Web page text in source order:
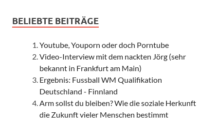
BELIEBTE BEITRÄGE
Youtube, Youporn oder doch Porntube
Video-Interview mit dem nackten Jörg (sehr
bekannt in Frankfurt am Main)
Ergebnis: Fussball WM Qualifikation
Deutschland - Finnland
Arm sollst du bleiben? Wie die soziale Herkunft
die Zukunft vieler Menschen bestimmt